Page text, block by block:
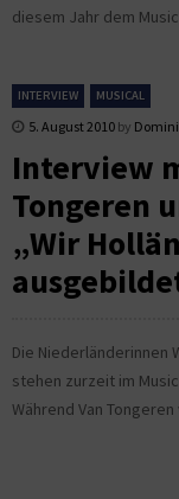
diesem Jahr dem
INTERVIEW MUSICAL
5. August 2010 by
Interview
Tongeren
„Wir
Die Niederländerinnen
stehen zurzeit im
Während Van